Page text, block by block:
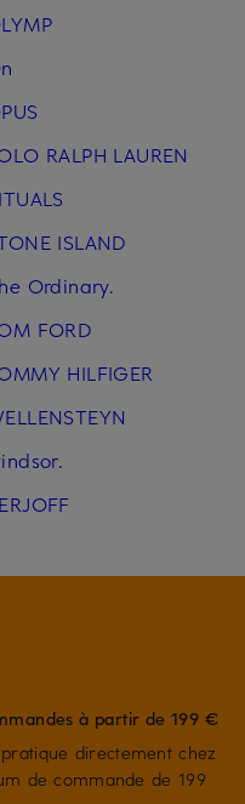
RALPH LAUREN
ISLAND
Ordinary.
FORD
HILFIGER
à partir de 199 €
directement chez
de commande de 199